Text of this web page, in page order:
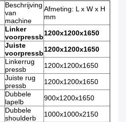
Beschrijving
van
machine
Afmeting: L x W x H
mm
Linker
voorpressb1200x1200x1650
Juiste
voorpressb1200x1200x1650
Linkerrug
pressb
1200x1200x1650
Juiste rug
pressb
1200x1200x1650
Dubbele
lapelb
900x1200x1650
Dubbele
shoulderb
1000x1000x2150